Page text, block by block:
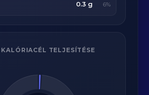
0.3 g 6%
TELJESÍTÉSE